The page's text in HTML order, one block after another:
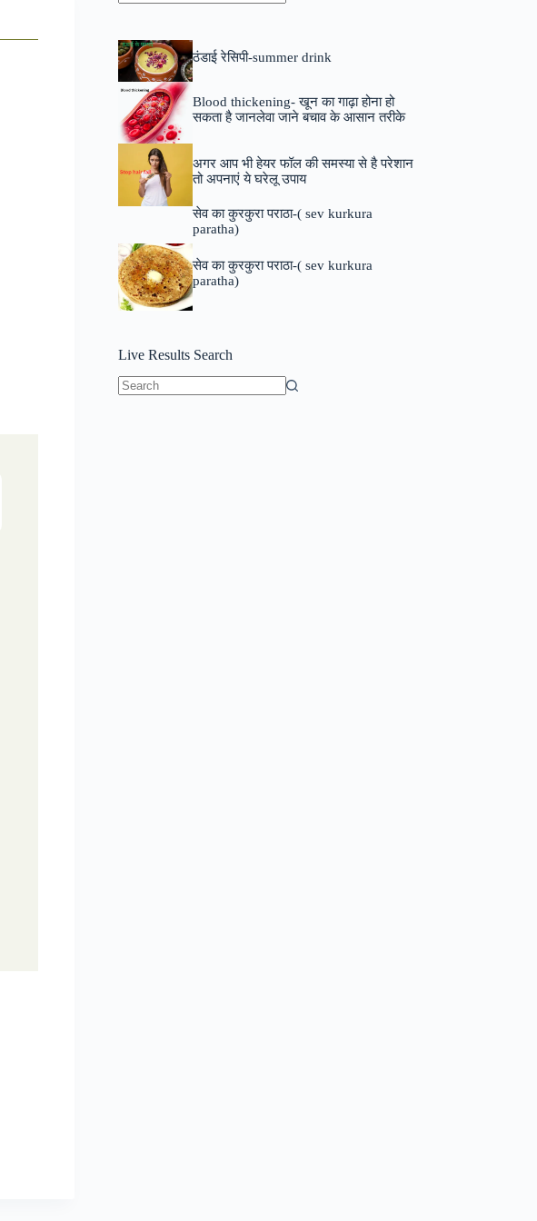
ठंडाई रेसिपी-summer drink
Blood thickening- खून का गाढ़ा होना हो
सकता है जानलेवा जाने बचाव के आसान तरीके
अगर आप भी हेयर फॉल की समस्या से है परेशान
तो अपनाएं ये घरेलू उपाय
सेव का कुरकुरा पराठा-( sev kurkura
paratha)
सेव का कुरकुरा पराठा-( sev kurkura
paratha)
Live Results Search